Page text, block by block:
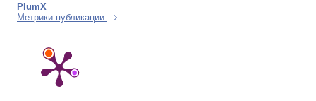
PlumX
Метрики публикации